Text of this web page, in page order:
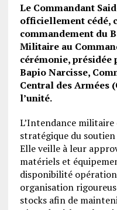
Le Commandant
officiellement cédé,
commandement du
Militaire au
cérémonie, présidée
Bapio Narcisse,
Central des Armées
l’unité.
L’Intendance
stratégique du
Elle veille à leur
matériels et
disponibilité
organisation
stocks afin de